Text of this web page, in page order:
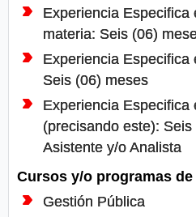
Experiencia Especifica
materia: Seis (06)
Experiencia Especifica
Seis (06) meses
Experiencia Especifica
(precisando este):
Asistente y/o Analista
Cursos y/o programas
Gestión Pública